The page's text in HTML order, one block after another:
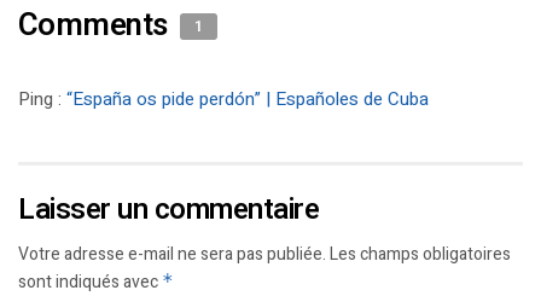
Comments 1
Ping : “España os pide perdón” | Españoles de Cuba
Laisser un commentaire
Votre adresse e-mail ne sera pas publiée.Les champs obligatoires
sont indiqués avec *